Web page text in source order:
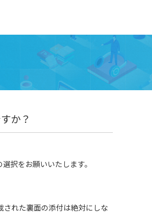
か？
択をお願いいたします。
された裏面の添付は絶対にしな